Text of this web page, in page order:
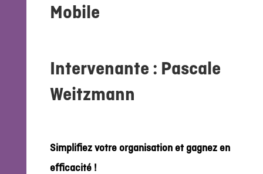
Mobile
Intervenante : Pascale
Weitzmann
Simplifiez votre organisation et gagnez en
efficacité !